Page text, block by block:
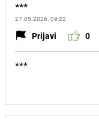
***
27.05.2026. 09:22
Prijavi 0
***